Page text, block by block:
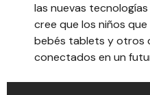
las nuevas
cree que los niños
bebés tablets y otros
conectados en un